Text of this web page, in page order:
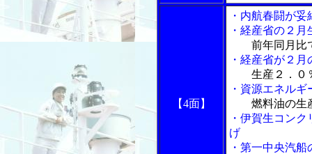
【4面】
・内航春闘が
・経産省の２
前年同月比
・経産省が２
生産２．０
・資源エネル
燃料油の生
・伊賀生コン
げ
・第一中央汽